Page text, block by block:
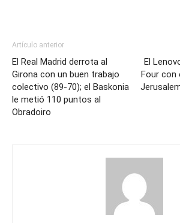
Artículo anterior
El Real Madrid derrota al
Girona con un buen trabajo
colectivo (89-70); el Baskonia
le metió 110 puntos al
Obradoiro
El
Four con